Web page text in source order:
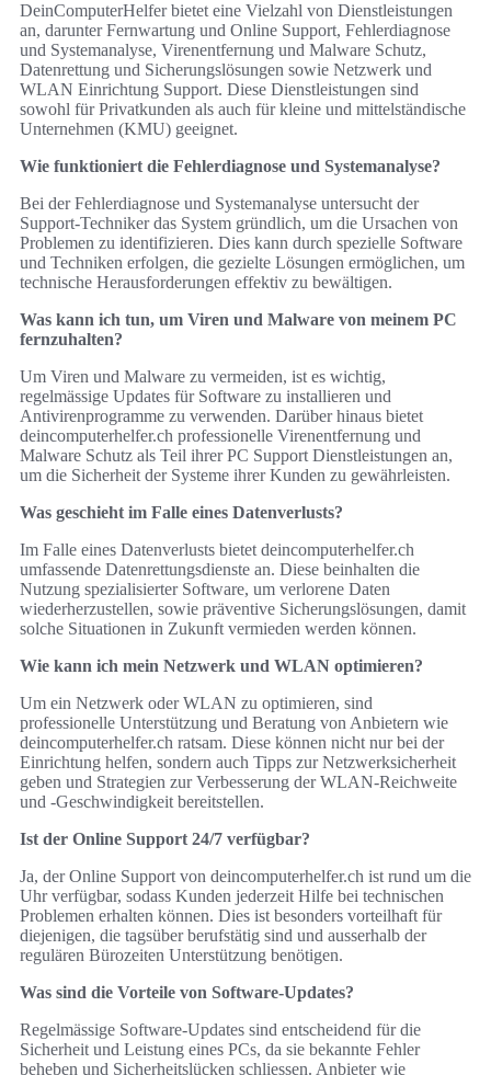
DeinComputerHelfer bietet eine Vielzahl von Dienstleistungen
an, darunter Fernwartung und Online Support, Fehlerdiagnose
und Systemanalyse, Virenentfernung und Malware Schutz,
Datenrettung und Sicherungslösungen sowie Netzwerk und
WLAN Einrichtung Support. Diese Dienstleistungen sind
sowohl für Privatkunden als auch für kleine und mittelständische
Unternehmen (KMU) geeignet.
Wie funktioniert die Fehlerdiagnose und Systemanalyse?
Bei der Fehlerdiagnose und Systemanalyse untersucht der
Support-Techniker das System gründlich, um die Ursachen von
Problemen zu identifizieren. Dies kann durch spezielle Software
und Techniken erfolgen, die gezielte Lösungen ermöglichen, um
technische Herausforderungen effektiv zu bewältigen.
Was kann ich tun, um Viren und Malware von meinem PC
fernzuhalten?
Um Viren und Malware zu vermeiden, ist es wichtig,
regelmässige Updates für Software zu installieren und
Antivirenprogramme zu verwenden. Darüber hinaus bietet
deincomputerhelfer.ch professionelle Virenentfernung und
Malware Schutz als Teil ihrer PC Support Dienstleistungen an,
um die Sicherheit der Systeme ihrer Kunden zu gewährleisten.
Was geschieht im Falle eines Datenverlusts?
Im Falle eines Datenverlusts bietet deincomputerhelfer.ch
umfassende Datenrettungsdienste an. Diese beinhalten die
Nutzung spezialisierter Software, um verlorene Daten
wiederherzustellen, sowie präventive Sicherungslösungen, damit
solche Situationen in Zukunft vermieden werden können.
Wie kann ich mein Netzwerk und WLAN optimieren?
Um ein Netzwerk oder WLAN zu optimieren, sind
professionelle Unterstützung und Beratung von Anbietern wie
deincomputerhelfer.ch ratsam. Diese können nicht nur bei der
Einrichtung helfen, sondern auch Tipps zur Netzwerksicherheit
geben und Strategien zur Verbesserung der WLAN-Reichweite
und -Geschwindigkeit bereitstellen.
Ist der Online Support 24/7 verfügbar?
Ja, der Online Support von deincomputerhelfer.ch ist rund um die
Uhr verfügbar, sodass Kunden jederzeit Hilfe bei technischen
Problemen erhalten können. Dies ist besonders vorteilhaft für
diejenigen, die tagsüber berufstätig sind und ausserhalb der
regulären Bürozeiten Unterstützung benötigen.
Was sind die Vorteile von Software-Updates?
Regelmässige Software-Updates sind entscheidend für die
Sicherheit und Leistung eines PCs, da sie bekannte Fehler
beheben und Sicherheitslücken schliessen. Anbieter wie